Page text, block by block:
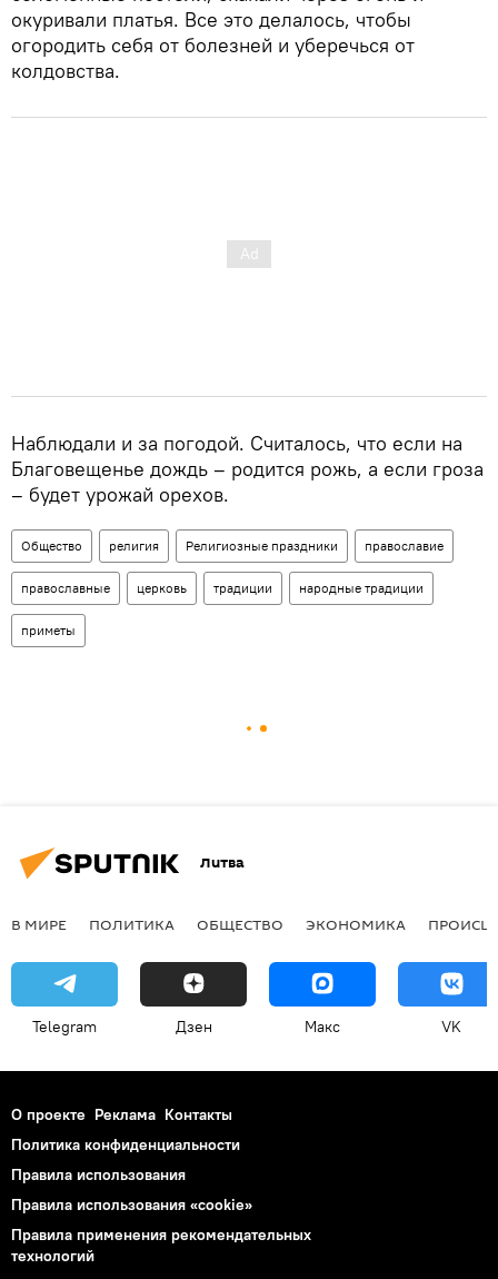
окуривали платья. Все это делалось, чтобы
огородить себя от болезней и уберечься от
колдовства.
Наблюдали и за погодой. Считалось, что если на
Благовещенье дождь – родится рожь, а если гроза
– будет урожай орехов.
Общество религия Религиозные праздники православие
православные церковь традиции народные традиции
приметы
Литва
В МИРЕ ПОЛИТИКА ОБЩЕСТВО ЭКОНОМИКА
Telegram Дзен Макс VK
О проекте Реклама Контакты
Политика конфиденциальности
Правила использования
Правила использования «cookie»
Правила применения рекомендательных
технологий